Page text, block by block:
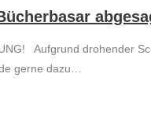
Aufgrund drohender
gerne dazu…